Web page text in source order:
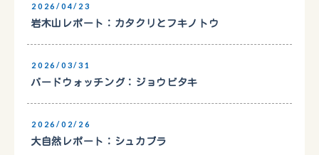
2026/04/23
岩木山レポート：カタクリとフキノトウ
2026/03/31
バードウォッチング：ジョウビタキ
2026/02/26
大自然レポート：シュカブラ